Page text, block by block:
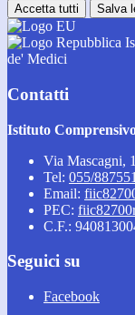
Accetta tutti Salva
de' Medici
Contatti
Istituto
Via Mascagni,
Tel: 055/887551
Email:
PEC:
C.F.:
Seguici su
Facebook